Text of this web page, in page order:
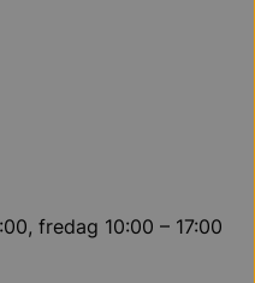
fredag 10:00 – 17:00